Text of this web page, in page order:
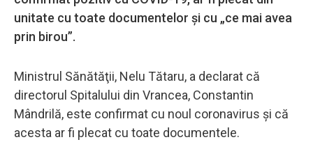
unitate cu toate documentelor și cu „ce mai avea
prin birou”.
Ministrul Sănătăţii, Nelu Tătaru, a declarat că
directorul Spitalului din Vrancea, Constantin
Mândrilă, este confirmat cu noul coronavirus și că
acesta ar fi plecat cu toate documentele.